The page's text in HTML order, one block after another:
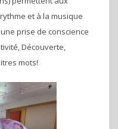
et à la musique
prise de conscience
Découverte,
mots!